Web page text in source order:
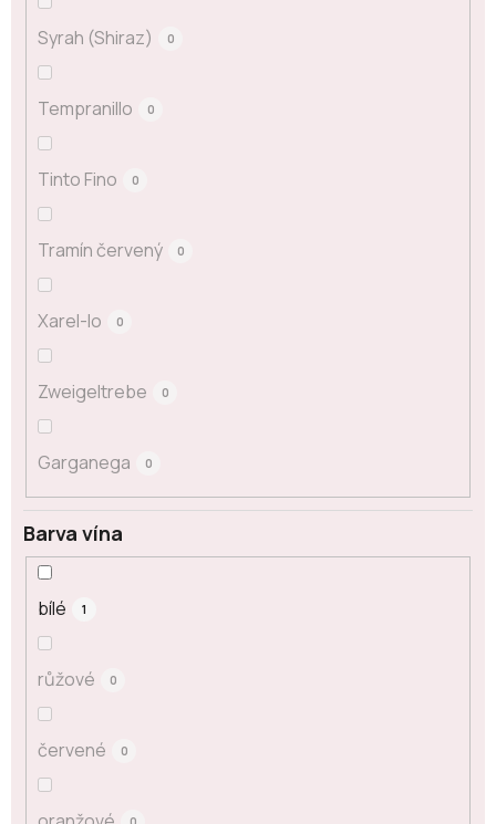
Syrah (Shiraz) 0
Tempranillo 0
Tinto Fino 0
Tramín červený 0
Xarel-lo 0
Zweigeltrebe 0
Garganega 0
Barva vína
bílé 1
růžové 0
červené 0